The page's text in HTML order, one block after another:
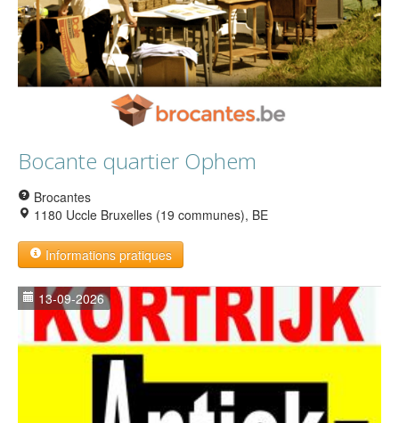
Bocante quartier Ophem
Brocantes
1180 Uccle Bruxelles (19 communes), BE
Informations pratiques
13-09-2026